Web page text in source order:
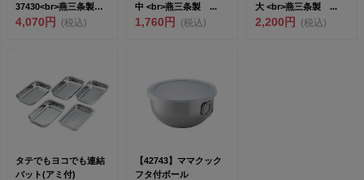
37430<br>燕三条製
下村企...
4,070円 (税込)
中 <br>燕三条製 ...
1,760円 (税込)
大 <br>燕三条製 ...
2,200円 (税込)
タテでもヨコでも連結
バット(アミ付)
【42743】ママクック
フタ付ボール